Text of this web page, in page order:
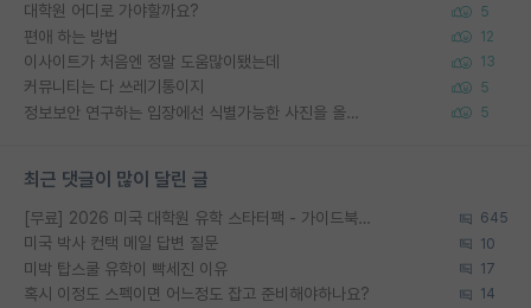
대학원 어디로 가야할까요? 5
편애 하는 방법 12
이사이트가 처음엔 정말 도움많이됐는데 13
커뮤니티는 다 쓰레기통이지 5
정보보안 연구하는 입장에선 식별가능한 사진을 올리는건 비추이긴함 5
최근 댓글이 많이 달린 글
[무료] 2026 미국 대학원 유학 스타터팩 - 가이드북 & 합격자 컨택메일 템플릿 645
미국 박사 컨택 메일 답변 질문 10
미박 탑스쿨 유학이 빡세진 이유 17
혹시 이정도 스펙이면 어느정도 잡고 준비해야하나요? 14